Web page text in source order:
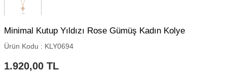
Minimal Kutup Yıldızı Rose Gümüş Kadın Kolye
Ürün Kodu : KLY0694
1.920,00 TL